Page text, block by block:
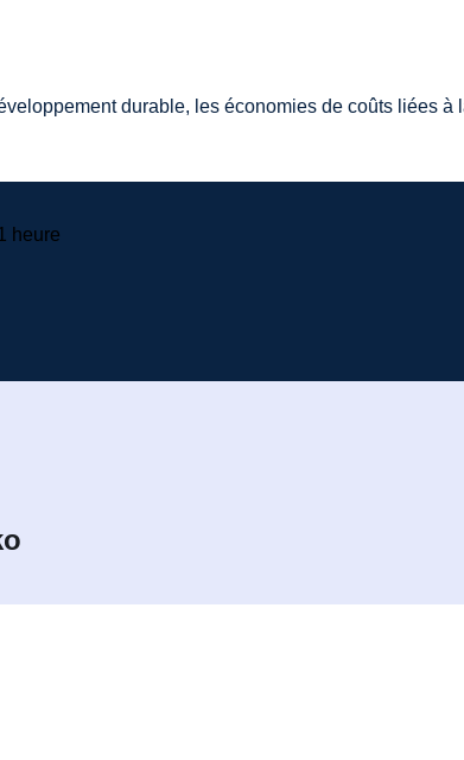
durable, les économies de coûts liées à
heure